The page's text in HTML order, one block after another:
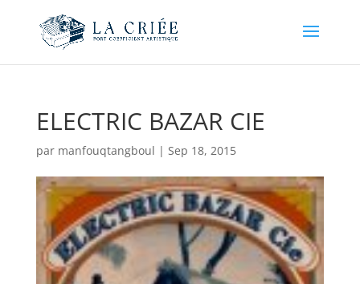
ELECTRIC BAZAR CIE
par manfouqtangboul | Sep 18, 2015